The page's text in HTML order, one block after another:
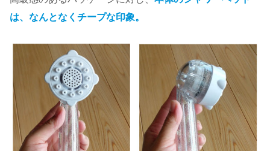
は、なんとなくチープな印象。